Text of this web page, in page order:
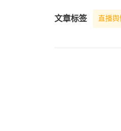
文章标签 直播舆